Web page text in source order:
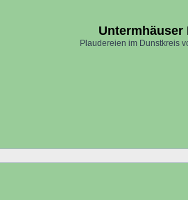
Untermhäuser
Plaudereien im Dunstkreis